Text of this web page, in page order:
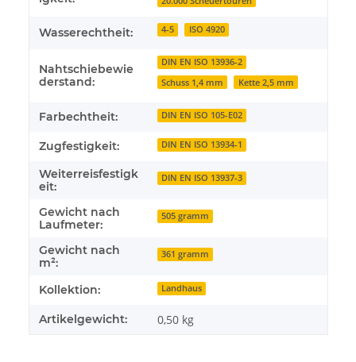
Wasserechtheit: 4-5 ISO 4920
Nahtschiebewie
derstand:
DIN EN ISO 13936-2
Schuss 1,4 mm
Kette 2,5 mm
Farbechtheit: DIN EN ISO 105-E02
Zugfestigkeit: DIN EN ISO 13934-1
Weiterreisfestigk
eit:
DIN EN ISO 13937-3
Gewicht nach
Laufmeter:
505 gramm
Gewicht nach
m²:
361 gramm
Kollektion: Landhaus
Artikelgewicht: 0,50 kg